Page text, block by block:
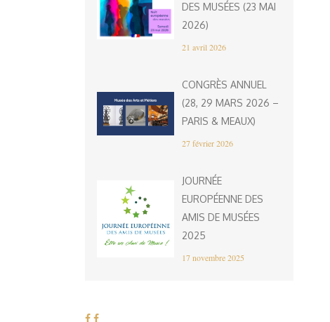
DES MUSÉES (23 MAI
2026)
21 avril 2026
CONGRÈS ANNUEL
(28, 29 MARS 2026 –
PARIS & MEAUX)
27 février 2026
JOURNÉE
EUROPÉENNE DES
AMIS DE MUSÉES
2025
17 novembre 2025